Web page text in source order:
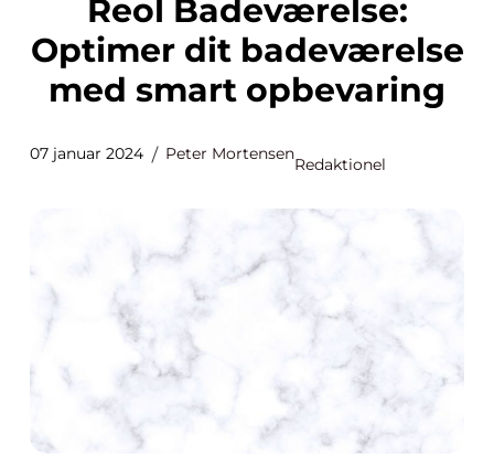
Reol Badeværelse:
Optimer dit badeværelse
med smart opbevaring
07 januar 2024 Peter Mortensen
Redaktionel